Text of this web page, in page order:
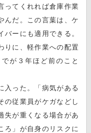
ってくれれば倉庫作業
んだ。この言葉は、ケ
ーにも適用できる。
りに、軽作業への配置
が３年ほど前のこと
った。「病気がある
の従業員がケガなどし
失が重くなる場合があ
ろ」が自身のリスクに